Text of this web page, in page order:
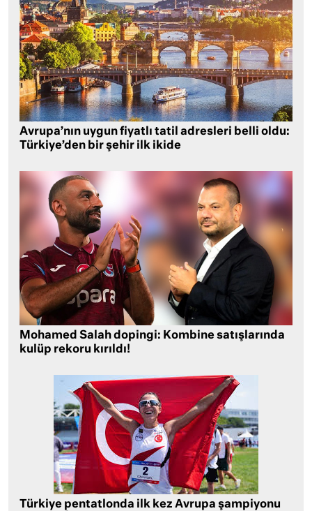
Avrupa’nın uygun fiyatlı tatil adresleri belli oldu:
Türkiye’den bir şehir ilk ikide
Mohamed Salah dopingi: Kombine satışlarında
kulüp rekoru kırıldı!
Türkiye pentatlonda ilk kez Avrupa şampiyonu